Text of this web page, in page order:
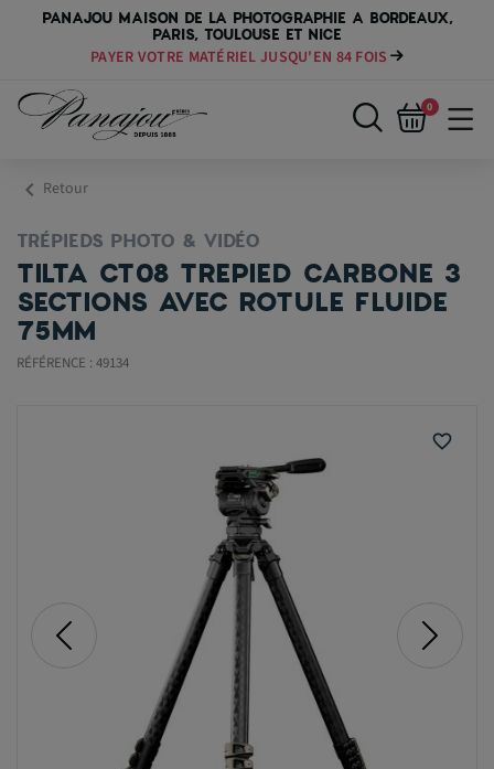
PANAJOU MAISON DE LA PHOTOGRAPHIE A BORDEAUX,
PARIS, TOULOUSE ET NICE
PAYER VOTRE MATÉRIEL JUSQU'EN 84 FOIS
0
chevron_left Retour
TRÉPIEDS PHOTO & VIDÉO
TILTA CT08 TREPIED CARBONE 3
SECTIONS AVEC ROTULE FLUIDE
75MM
RÉFÉRENCE : 49134
favorite_border